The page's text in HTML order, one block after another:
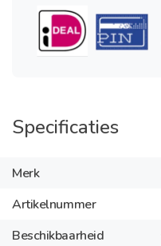
Specificaties
Merk
Artikelnummer
Beschikbaarheid